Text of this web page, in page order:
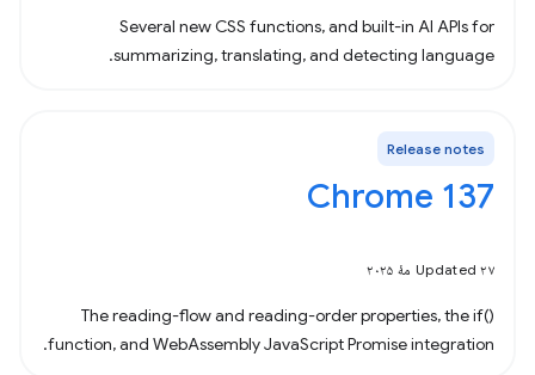
Several new CSS functions, and built-in AI APIs for
summarizing, translating, and detecting language.
Release notes
Chrome 137
Updated ۲۷ مهٔ ۲۰۲۵
The reading-flow and reading-order properties, the if()
function, and WebAssembly JavaScript Promise integration.